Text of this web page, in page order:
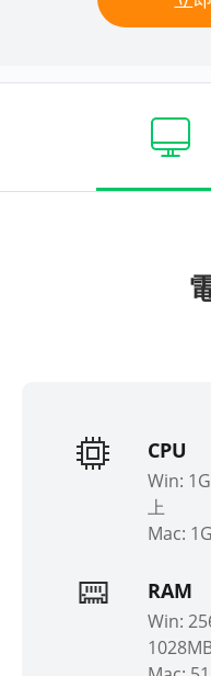
CPU
Win:
上
Mac:
RAM
Win:
1028MB